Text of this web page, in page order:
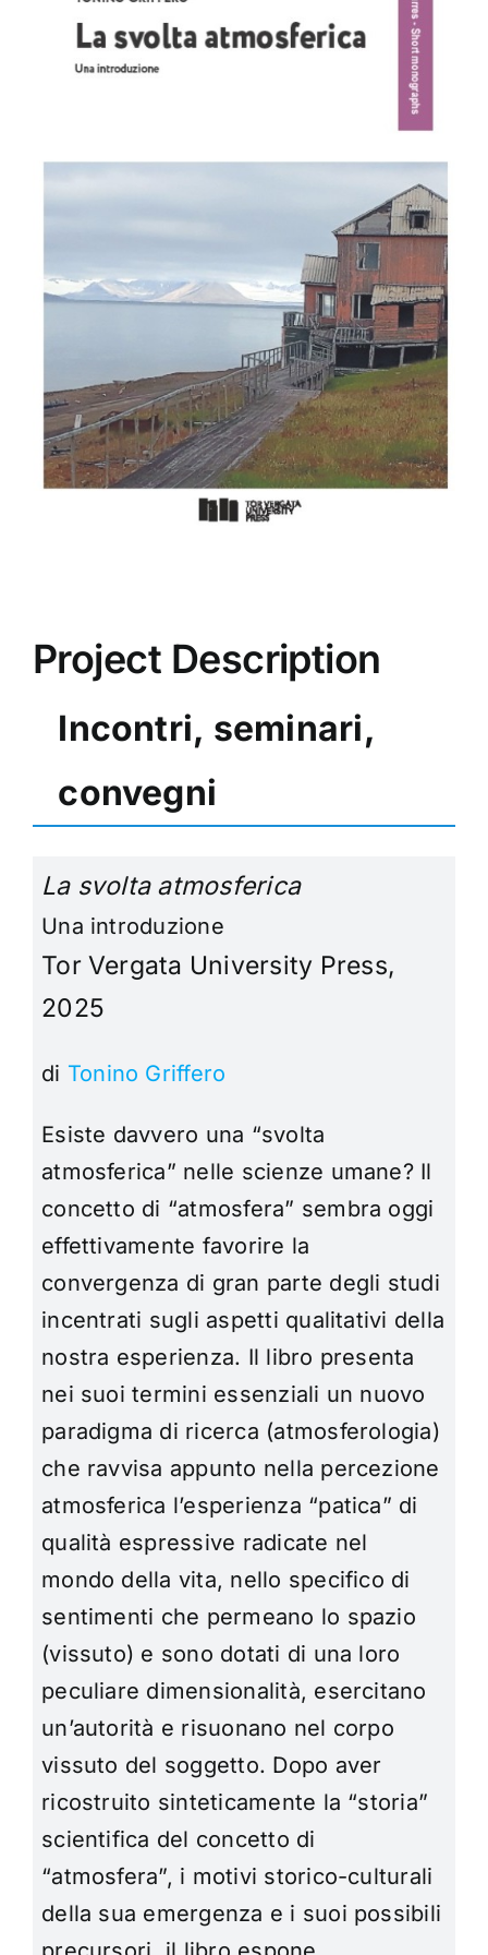
Project Description
Incontri, seminari,
convegni
La svolta atmosferica
Una introduzione
Tor Vergata University Press,
2025
di Tonino Griffero
Esiste davvero una “svolta
atmosferica” nelle scienze umane? Il
concetto di “atmosfera” sembra oggi
effettivamente favorire la
convergenza di gran parte degli studi
incentrati sugli aspetti qualitativi della
nostra esperienza. Il libro presenta
nei suoi termini essenziali un nuovo
paradigma di ricerca (atmosferologia)
che ravvisa appunto nella percezione
atmosferica l’esperienza “patica” di
qualità espressive radicate nel
mondo della vita, nello specifico di
sentimenti che permeano lo spazio
(vissuto) e sono dotati di una loro
peculiare dimensionalità, esercitano
un’autorità e risuonano nel corpo
vissuto del soggetto. Dopo aver
ricostruito sinteticamente la “storia”
scientifica del concetto di
“atmosfera”, i motivi storico-culturali
della sua emergenza e i suoi possibili